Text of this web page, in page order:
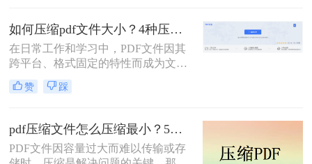
大，给存储和传输带来了不便。那么
怎么压缩pdf大小呢？为了解决这个问
题，本文将介绍三种压缩PDF大小的
方法。
如何压缩pdf文件大小？4种压缩方法详解！
在日常工作和学习中，PDF文件因其
跨平台、格式固定的特性而成为文档
交换的首选格式。然而，过大的PDF
文件常常带来诸多不便，无论是通过
存储在有限的设备空间中，都会遇到
限制。因此，掌握如何压缩pdf文件大
小的技能显得至关重要。
赞 踩
pdf压缩文件怎么压缩最小？5个常用方法全解析！
PDF文件因容量过大而难以传输或存